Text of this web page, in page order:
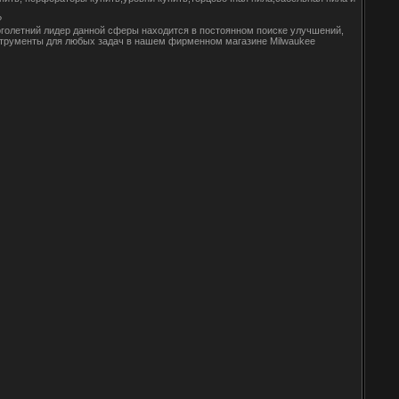
лидер данной сферы находится в постоянном поиске улучшений,
для любых задач в нашем фирменном магазине Milwaukee